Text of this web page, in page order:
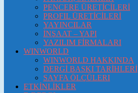
PENCERE ÜRETİCİLERİ
PROFIL ÜRETİCİLERİ
YAYINCILAR
İNŞAAT – YAPI
YAZILIM FİRMALARI
WINWORLD
WINWORLD HAKKINDA
DERGİ BASKI TARİHLERİ
SAYFA ÖLÇÜLERI
ETKİNLİKLER